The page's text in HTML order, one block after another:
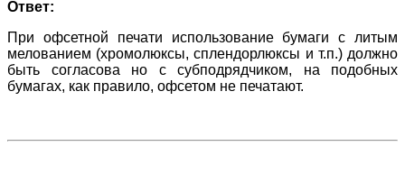
Ответ:
При офсетной печати использование бумаги с литым
мелованием (хромолюксы, сплендорлюксы и т.п.) должно
быть согласова но с субподрядчиком, на подобных
бумагах, как правило, офсетом не печатают.